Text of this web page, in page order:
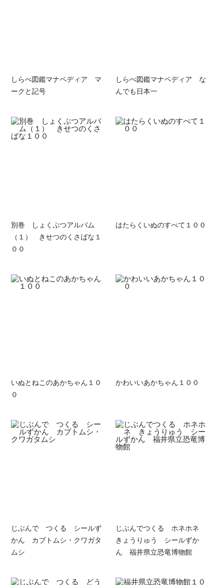
しらべ図鑑マナペディア マ
ークと記号
しらべ図鑑マナペディア な
んでも日本一
別巻 しょくぶつアルバム
（１） きせつのくさばな１
００
はたらくいぬのすべて１００
いぬとねこのあかちゃん１０
０
かわいいあかちゃん１００
じぶんで つくる シールず
かん カブトムシ・クワガタ
ムシ
じぶんでつくる ホネホネ
きょうりゅう シールずか
ん 福井県立恐竜博物館